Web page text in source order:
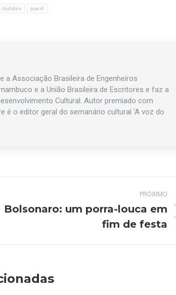
iludidas pueril
a Associação Brasileira de Engenheiros
e a União Brasileira de Escritores e faz a
Cultural. Autor premiado com
é o editor geral do semanário cultural ‘A voz do
PRÓXIMO
Bolsonaro: um porra-louca em
fim de festa